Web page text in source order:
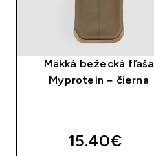
Mäkká bežecká fľaša
Myprotein – čierna
15.40€‎